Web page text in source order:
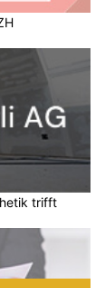
trifft